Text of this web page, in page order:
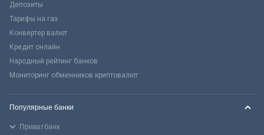
Депозиты
Тарифы на газ
Конвертер валют
Кредит онлайн
Народный рейтинг банков
Мониторинг обменников криптовалют
Популярные банки
Приватбанк